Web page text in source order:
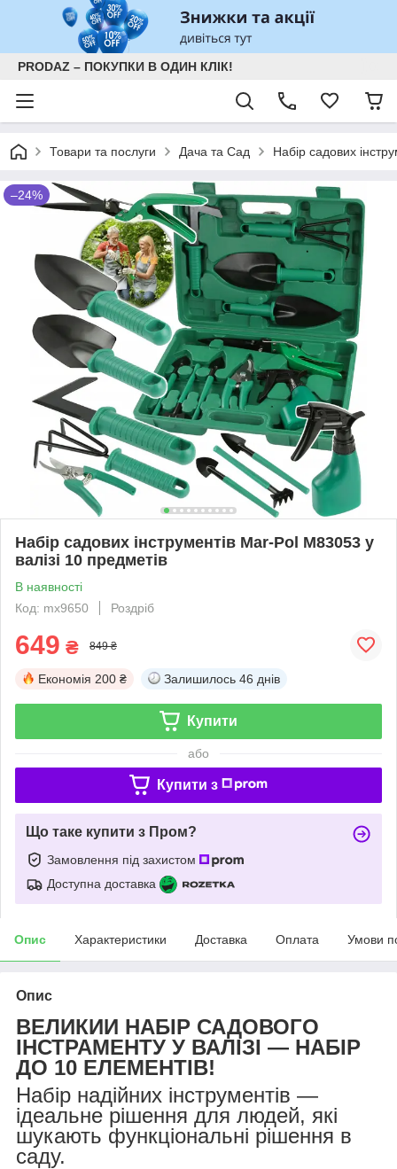
PRODAZ – ПОКУПКИ В ОДИН КЛІК!
Товари та послуги Дача та Сад Набір садових
–24%
Набір садових інструментів Mar-Pol M83053 у
валізі 10 предметів
В наявності
Код: mx9650
Роздріб
649 ₴ 849 ₴
Економія 200 ₴ Залишилось 46 днів
Купити
або
Купити з
Що таке купити з Пром?
Замовлення під захистом
Доступна доставка
Опис Характеристики Доставка Оплата Умови
Опис
ВЕЛИКИЙ НАБІР САДОВОГО
ІНСТРАМЕНТУ У ВАЛІЗІ — НАБІР
ДО 10 ЕЛЕМЕНТІВ!
Набір надійних інструментів —
ідеальне рішення для людей, які
шукають функціональні рішення в
саду.